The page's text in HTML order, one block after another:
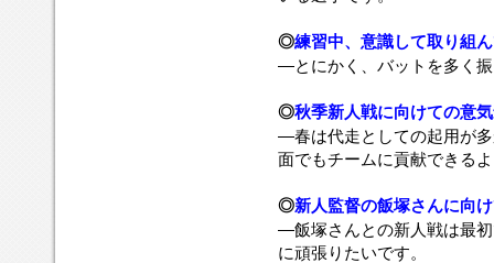
◎練習中、意識して取り組
―とにかく、バットを多く
◎秋季新人戦に向けての意
―春は代走としての起用が
面でもチームに貢献できる
◎新人監督の飯塚さんに向
―飯塚さんとの新人戦は最
に頑張りたいです。